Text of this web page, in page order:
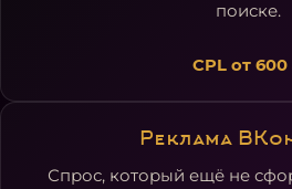
поиске.
CPL от 600
Реклама
Спрос, который ещё не